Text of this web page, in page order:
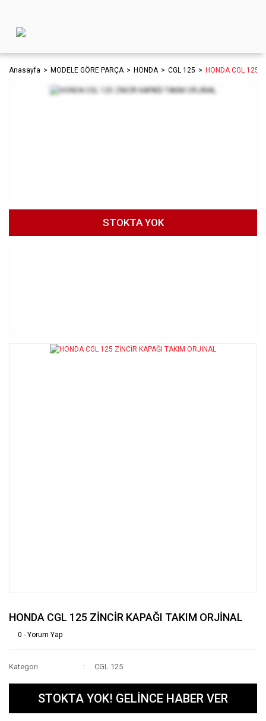
Anasayfa MODELE GÖRE PARÇA HONDA CGL 125 HONDA CGL 125
STOKTA YOK
HONDA CGL 125 ZİNCİR KAPAĞI TAKIM ORJİNAL
0 - Yorum Yap
Kategori CGL 125
STOKTA YOK! GELİNCE HABER VER